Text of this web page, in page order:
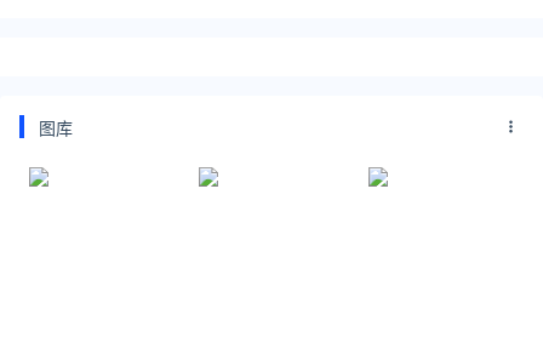
https://law.ijiandao.com/
*文章为作者独立观点，不代表 汇率网 立场
图库